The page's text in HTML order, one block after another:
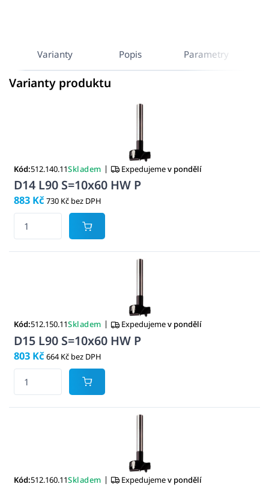
Varianty Popis Parametry
Varianty produktu
Kód:512.140.11Skladem | Expedujemev pondělí
D14 L90 S=10x60 HW P
883 Kč 730 Kč bez DPH
Kód:512.150.11Skladem | Expedujemev pondělí
D15 L90 S=10x60 HW P
803 Kč 664 Kč bez DPH
Kód:512.160.11Skladem | Expedujemev pondělí